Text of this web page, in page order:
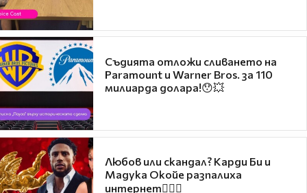
Съдията отложи сливането на
Paramount и Warner Bros. за 110
милиарда долара!😯💥
Любов или скандал? Карди Би и
Мадука Окойе разпалиха
интернет❤️‍🔥🔥